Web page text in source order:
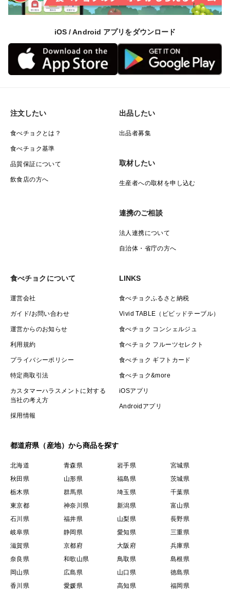
iOS / Android アプリをダウンロード
注文したい
食べチョクとは？
食べチョク基準
品質保証について
飲食店の方へ
出品したい
出品者募集
取材したい
生産者への取材を申し込む
連携のご相談
法人連携について
自治体・省庁の方へ
食べチョクについて
運営会社
ガイド/お問い合わせ
運営からのお知らせ
利用規約
プライバシーポリシー
特定商取引法
カスタマーハラスメントに対する
当社の考え方
採用情報
LINKS
食べチョクふるさと納税
Vivid TABLE（ビビッドテーブル）
食べチョク コンシェルジュ
食べチョク フルーツセレクト
食べチョク ギフトカード
食べチョク&more
iOSアプリ
Androidアプリ
都道府県（産地）から商品を探す
北海道 青森県 岩手県
宮城県
秋田県
山形県 福島県
茨城県
栃木県
群馬県 埼玉県
千葉県
東京都
神奈川県 新潟県
富山県
石川県
福井県 山梨県
長野県
岐阜県
静岡県 愛知県
三重県
滋賀県
京都府 大阪府
兵庫県
奈良県
和歌山県 鳥取県
島根県
岡山県
広島県 山口県
徳島県
香川県
愛媛県 高知県 福岡県